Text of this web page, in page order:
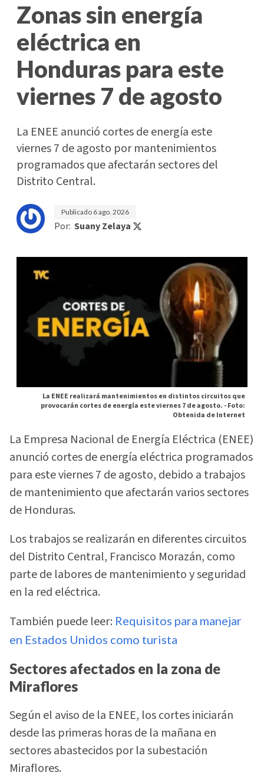
Zonas sin energía
eléctrica en
Honduras para este
viernes 7 de agosto
La ENEE anunció cortes de energía este
viernes 7 de agosto por mantenimientos
programados que afectarán sectores del
Distrito Central.
Publicado 6 ago. 2026
Por: Suany Zelaya
La ENEE realizará mantenimientos en distintos circuitos que
provocarán cortes de energía este viernes 7 de agosto. -Foto:
Obtenida de Internet
La Empresa Nacional de Energía Eléctrica (ENEE)
anunció cortes de energía eléctrica programados
para este viernes 7 de agosto, debido a trabajos
de mantenimiento que afectarán varios sectores
de Honduras.
Los trabajos se realizarán en diferentes circuitos
del Distrito Central, Francisco Morazán, como
parte de labores de mantenimiento y seguridad
en la red eléctrica.
También puede leer: Requisitos para manejar
en Estados Unidos como turista
Sectores afectados en la zona de
Miraflores
Según el aviso de la ENEE, los cortes iniciarán
desde las primeras horas de la mañana en
sectores abastecidos por la subestación
Miraflores.